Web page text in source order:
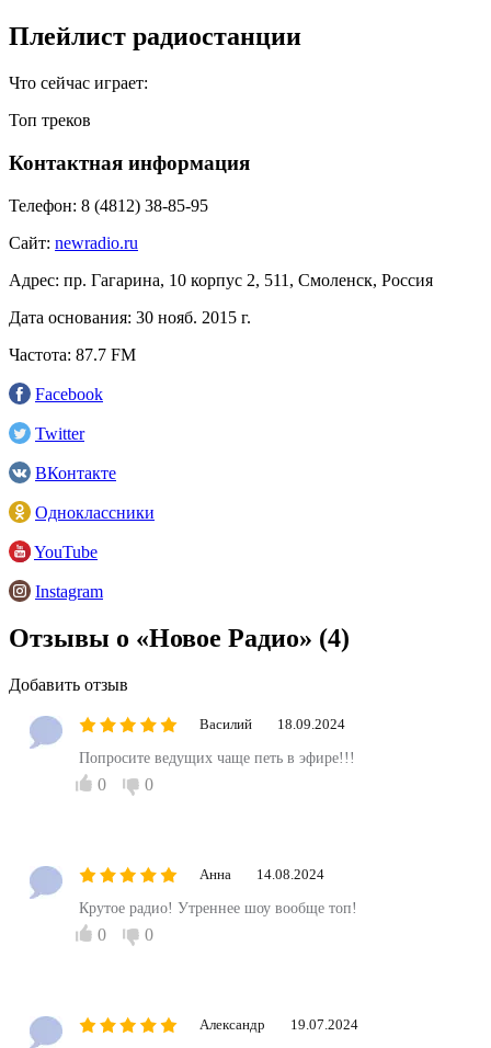
Плейлист радиостанции
Что сейчас играет:
Топ треков
Контактная информация
Телефон: 8 (4812) 38-85-95
Сайт: newradio.ru
Адрес: пр. Гагарина, 10 корпус 2, 511, Смоленск, Россия
Дата основания: 30 нояб. 2015 г.
Частота: 87.7 FM
Facebook
Twitter
ВКонтакте
Одноклассники
YouTube
Instagram
Отзывы о «Новое Радио» (4)
Добавить отзыв
Василий 18.09.2024
Попросите ведущих чаще петь в эфире!!!
0 0
Анна 14.08.2024
Крутое радио! Утреннее шоу вообще топ!
0 0
Александр 19.07.2024